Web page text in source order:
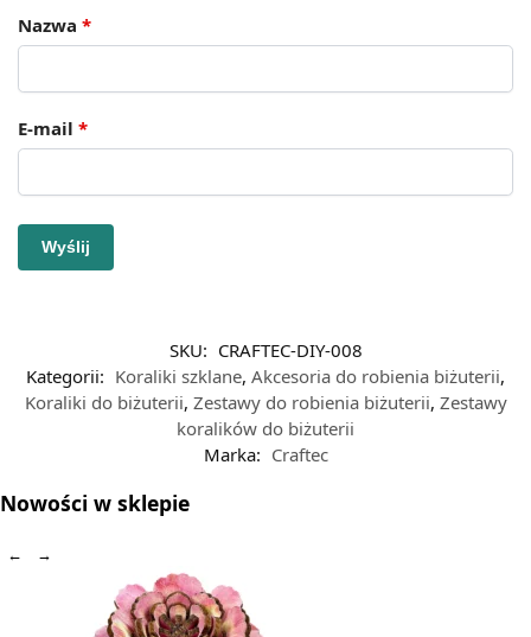
Nazwa *
E-mail *
SKU: CRAFTEC-DIY-008
Kategorii: Koraliki szklane, Akcesoria do robienia biżuterii,
Koraliki do biżuterii, Zestawy do robienia biżuterii, Zestawy
koralików do biżuterii
Marka: Craftec
Nowości w sklepie
← →